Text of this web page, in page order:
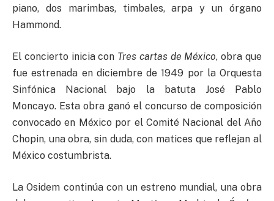
piano, dos marimbas, timbales, arpa y un órgano
Hammond.
El concierto inicia con Tres cartas de México, obra que
fue estrenada en diciembre de 1949 por la Orquesta
Sinfónica Nacional bajo la batuta José Pablo
Moncayo. Esta obra ganó el concurso de composición
convocado en México por el Comité Nacional del Año
Chopin, una obra, sin duda, con matices que reflejan al
México costumbrista.
La Osidem continúa con un estreno mundial, una obra